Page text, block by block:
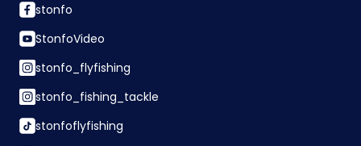
stonfo
StonfoVideo
stonfo_flyfishing
stonfo_fishing_tackle
stonfoflyfishing